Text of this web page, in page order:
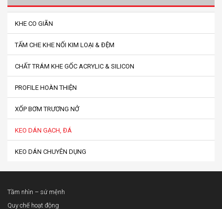
KHE CO GIÃN
TẤM CHE KHE NỐI KIM LOẠI & ĐỆM
CHẤT TRÁM KHE GỐC ACRYLIC & SILICON
PROFILE HOÀN THIỆN
XỐP BƠM TRƯƠNG NỞ
KEO DÁN GẠCH, ĐÁ
KEO DÁN CHUYÊN DỤNG
Tầm nhìn – sứ mệnh
Quy chế hoạt động